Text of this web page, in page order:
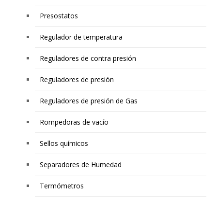
Presostatos
Regulador de temperatura
Reguladores de contra presión
Reguladores de presión
Reguladores de presión de Gas
Rompedoras de vacío
Sellos químicos
Separadores de Humedad
Termómetros